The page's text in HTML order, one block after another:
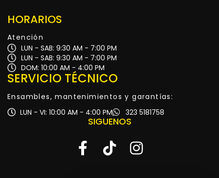
HORARIOS
Atención
LUN - SAB: 9:30 AM - 7:00 PM
LUN - SAB: 9:30 AM - 7:00 PM
DOM: 10:00 AM - 4:00 PM
SERVICIO TÉCNICO
Ensambles, mantenimientos y garantías:
LUN - VI: 10:00 AM - 4:00 PM
323 5181758
SIGUENOS